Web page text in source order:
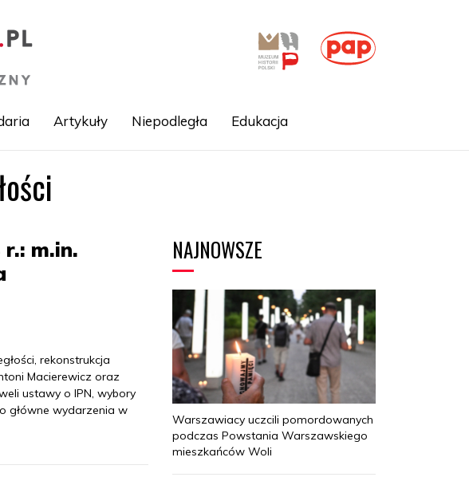
Artykuły Niepodległa Edukacja
m.in.
rekonstrukcja
Macierewicz oraz
ustawy o IPN, wybory
główne wydarzenia w
NAJNOWSZE
Warszawiacy uczcili pomordowanych
podczas Powstania Warszawskiego
mieszkańców Woli